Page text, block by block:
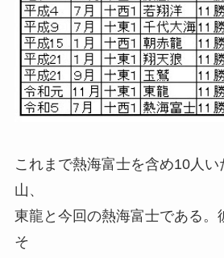
これまで熱海富士を含め10人
山、
東龍と今回の熱海富士である。
そ